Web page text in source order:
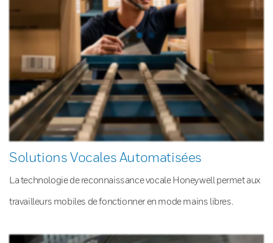
Solutions Vocales Automatisées
La technologie de reconnaissance vocale Honeywell permet aux
travailleurs mobiles de fonctionner en mode mains libres.